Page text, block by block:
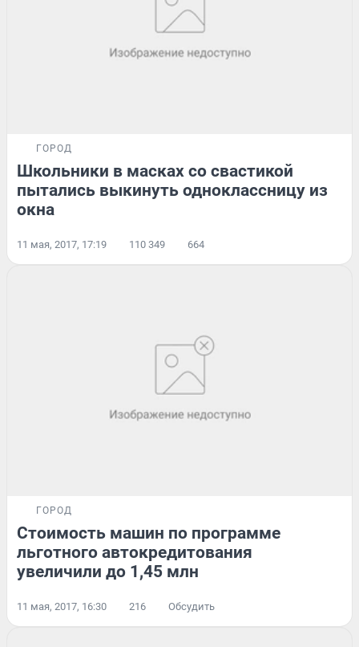
ГОРОД
Школьники в масках со свастикой
пытались выкинуть одноклассницу из
окна
11 мая, 2017, 17:19 110 349 664
ГОРОД
Стоимость машин по программе
льготного автокредитования
увеличили до 1,45 млн
11 мая, 2017, 16:30 216 Обсудить